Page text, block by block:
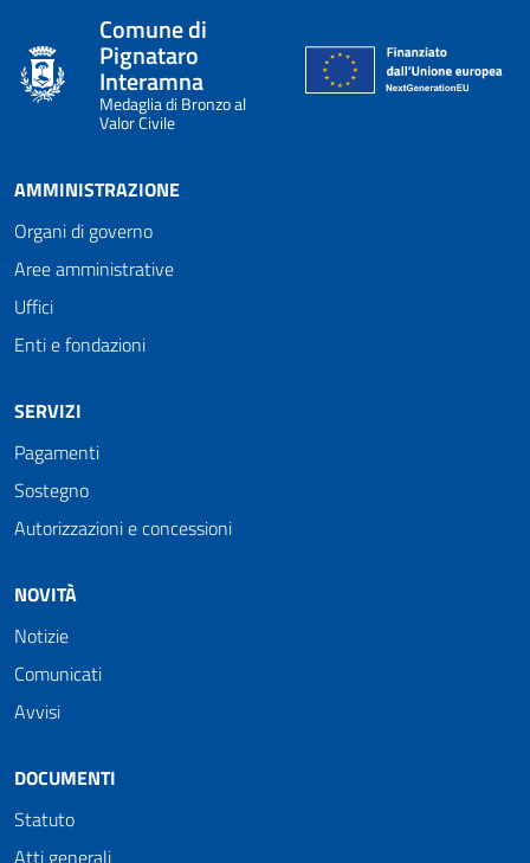
Comune di
Pignataro
Interamna
Medaglia di Bronzo al
Valor Civile
AMMINISTRAZIONE
Organi di governo
Aree amministrative
Uffici
Enti e fondazioni
SERVIZI
Pagamenti
Sostegno
Autorizzazioni e concessioni
NOVITÀ
Notizie
Comunicati
Avvisi
DOCUMENTI
Statuto
Atti generali